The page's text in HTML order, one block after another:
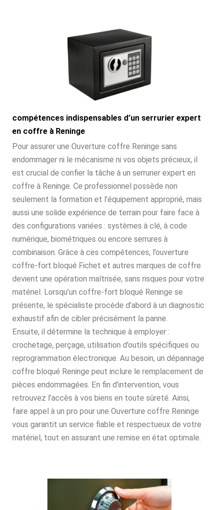
compétences indispensables d’un serrurier expert
en coffre à Reninge
Pour assurer une Ouverture coffre Reninge sans
endommager ni le mécanisme ni vos objets précieux, il
est crucial de confier la tâche à un serrurier expert en
coffre à Reninge. Ce professionnel possède non
seulement la formation et l’équipement approprié, mais
aussi une solide expérience de terrain pour faire face à
des configurations variées : systèmes à clé, à code
numérique, biométriques ou encore serrures à
combinaison. Grâce à ces compétences, l’ouverture
coffre-fort bloqué Fichet et autres marques de coffre
devient une opération maîtrisée, sans risques pour votre
matériel. Lorsqu’un coffre-fort bloqué Reninge se
présente, le spécialiste procède d’abord à un diagnostic
exhaustif afin de cibler précisément la panne.
Ensuite, il détermine la technique à employer :
crochetage, perçage, utilisation d’outils spécifiques ou
reprogrammation électronique. Au besoin, un dépannage
coffre bloqué Reninge peut inclure le remplacement de
pièces endommagées. En fin d’intervention, vous
retrouvez l’accès à vos biens en toute sûreté. Ainsi,
faire appel à un pro pour une Ouverture coffre Reninge
vous garantit un service fiable et respectueux de votre
matériel, tout en assurant une remise en état optimale.